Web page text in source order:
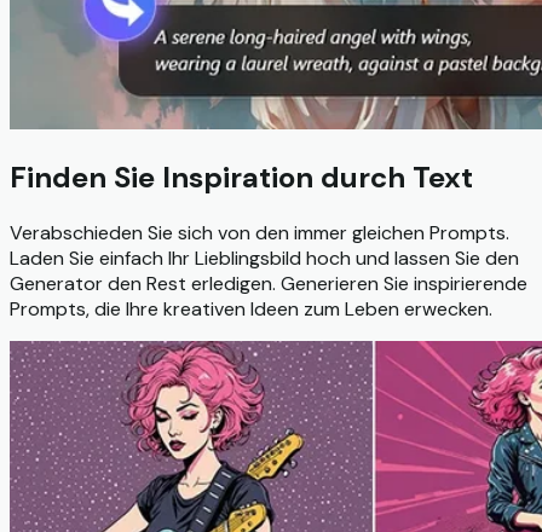
Finden Sie Inspiration durch Text
Verabschieden Sie sich von den immer gleichen Prompts.
Laden Sie einfach Ihr Lieblingsbild hoch und lassen Sie den
Generator den Rest erledigen. Generieren Sie inspirierende
Prompts, die Ihre kreativen Ideen zum Leben erwecken.